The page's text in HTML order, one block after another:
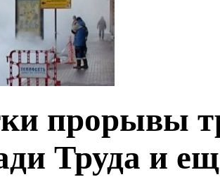
прорывы
Труда и